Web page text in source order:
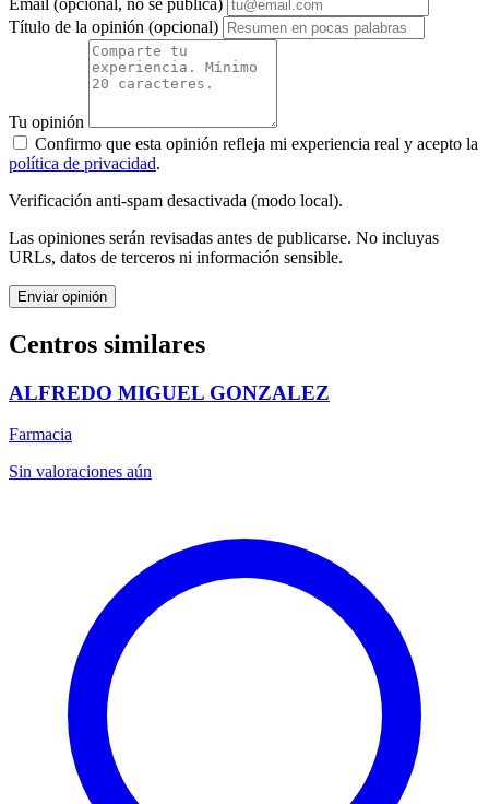
Email (opcional, no se publica)
Título de la opinión (opcional)
Tu opinión
Confirmo que esta opinión refleja mi experiencia real y acepto la
política de privacidad.
Verificación anti-spam desactivada (modo local).
Las opiniones serán revisadas antes de publicarse. No incluyas
URLs, datos de terceros ni información sensible.
Enviar opinión
Centros similares
ALFREDO MIGUEL GONZALEZ
Farmacia
Sin valoraciones aún